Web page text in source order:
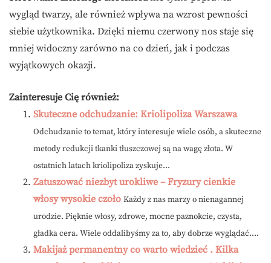
wygląd twarzy, ale również wpływa na wzrost pewności
siebie użytkownika. Dzięki niemu czerwony nos staje się
mniej widoczny zarówno na co dzień, jak i podczas
wyjątkowych okazji.
Zainteresuje Cię również:
Skuteczne odchudzanie: Kriolipoliza Warszawa
Odchudzanie to temat, który interesuje wiele osób, a skuteczne
metody redukcji tkanki tłuszczowej są na wagę złota. W
ostatnich latach kriolipoliza zyskuje...
Zatuszować niezbyt urokliwe – Fryzury cienkie
włosy wysokie czoło Każdy z nas marzy o nienagannej
urodzie. Pięknie włosy, zdrowe, mocne paznokcie, czysta,
gładka cera. Wiele oddalibyśmy za to, aby dobrze wyglądać....
Makijaż permanentny co warto wiedzieć . Kilka